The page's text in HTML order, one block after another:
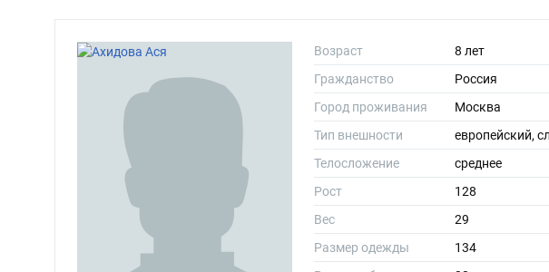
Возраст
8 лет
Гражданство
Россия
Город проживания
Москва
Тип внешности
европейский,
Телосложение
среднее
Рост
128
Вес
29
Размер одежды
134